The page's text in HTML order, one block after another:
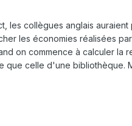
les collègues anglais
les économies réalisées
on commence à calculer la
celle d'une bibliothèque.